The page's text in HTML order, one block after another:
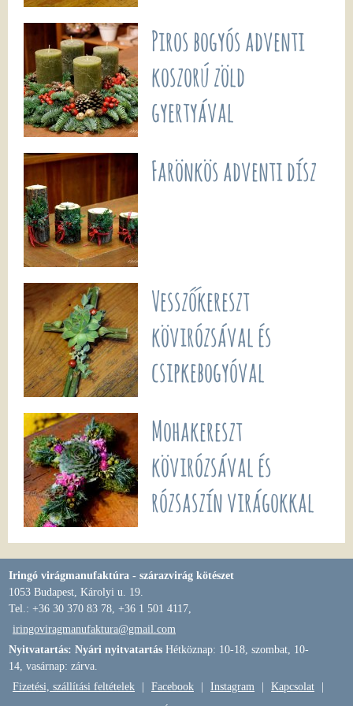
Piros bogyós adventi
koszorú zöld
gyertyával
Farönkös adventi dísz
Vesszőkereszt
kövirózsával és
csipkebogyóval
Mohakereszt
kövirózsával és
rózsaszín virágokkal
Iringó virágmanufaktúra - szárazvirág kötészet
1053 Budapest, Károlyi u. 19.
Tel.: +36 30 370 83 78, +36 1 501 4117,
iringoviragmanufaktura@gmail.com
Nyitvatartás: Nyári nyitvatartás Hétköznap: 10-18, szombat, 10-
14, vasárnap: zárva.
Fizetési, szállítási feltételek
Facebook Instagram Kapcsolat